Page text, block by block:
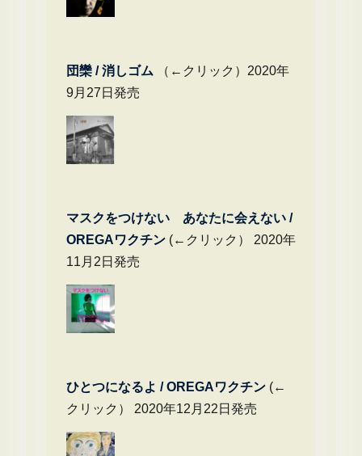
団欒 / 消しゴム （←クリック）2020年
9月27日発売
マスクをつけない あなたに会えない /
OREGAワクチン(←クリック） 2020年
11月2日発売
ひとつになるよ / OREGAワクチン(←
クリック） 2020年12月22日発売